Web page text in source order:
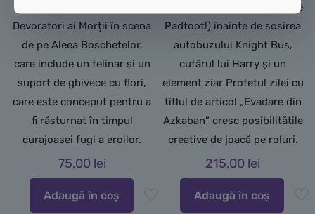
Plasează cele 2 minifigurine
Devoratori ai Morții în scena
de pe Aleea Boschetelor,
care include un felinar și un
suport de ghivece cu flori,
care este conceput pentru a
fi răsturnat în timpul
curajoasei fugi a eroilor.
75,00 lei
Adaugă în coș
așteptat (și a fost speriat de
Padfoot!) înainte de sosirea
autobuzului Knight Bus,
cufărul lui Harry și un
element ziar Profetul zilei cu
titlul de articol „Evadare din
Azkaban” cresc posibilitățile
creative de joacă pe roluri.
215,00 lei
Adaugă în coș